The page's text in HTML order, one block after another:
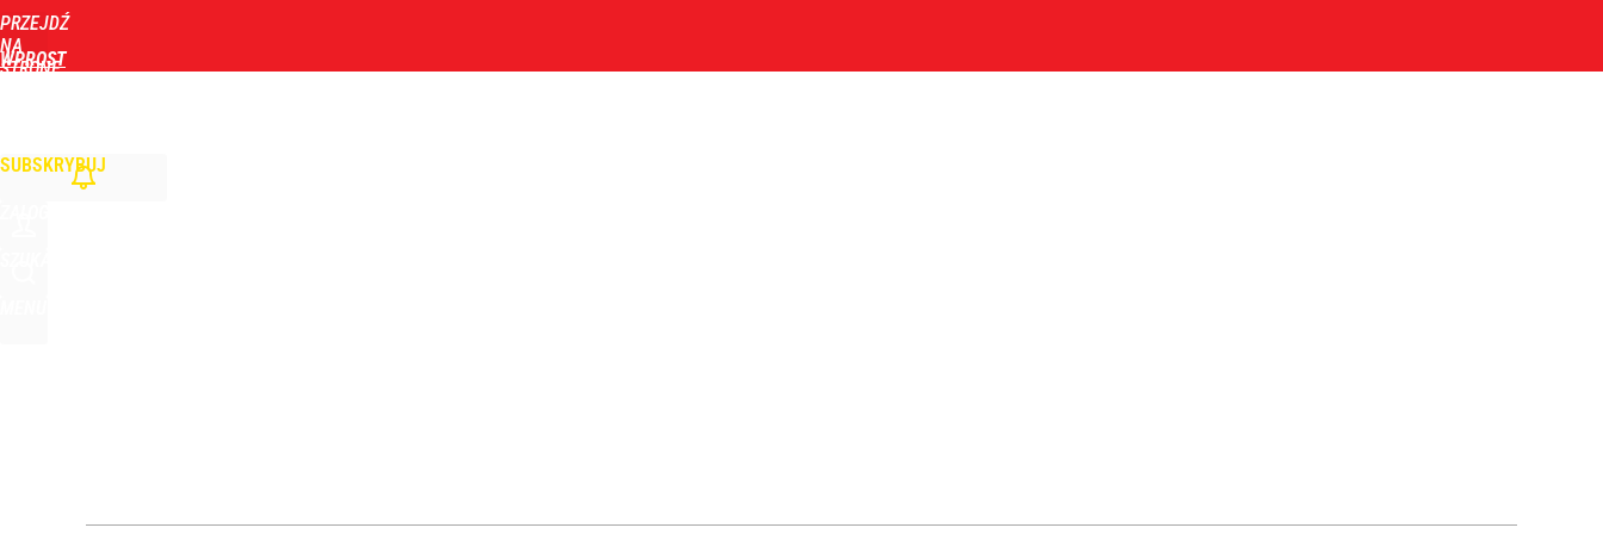
PRZEJDŹ
NA
STRONĘ
WPROST
SUBSKRYBUJ
dodaj